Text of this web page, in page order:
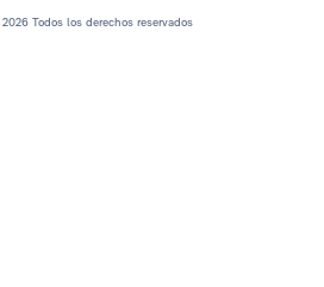
Todos los derechos reservados